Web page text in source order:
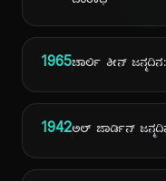
1965ಚಾರ್ಲಿ ಶೀನ್
1942ಅಲ್ ಜಾರ್ಡಿನ್